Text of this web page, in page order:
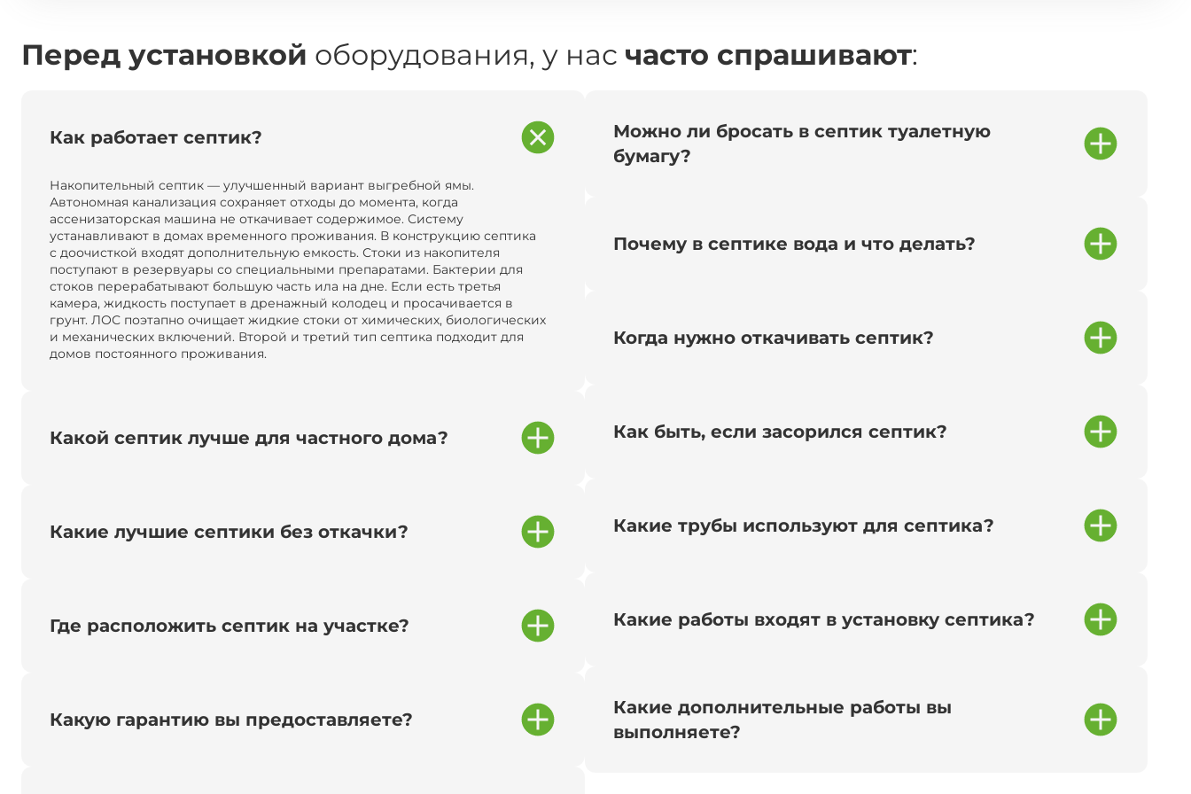
Перед установкой оборудования, у нас часто спрашивают:
Как работает септик?
Накопительный септик — улучшенный вариант выгребной ямы.
Автономная канализация сохраняет отходы до момента, когда
ассенизаторская машина не откачивает содержимое. Систему
устанавливают в домах временного проживания. В конструкцию септика
с доочисткой входят дополнительную емкость. Стоки из накопителя
поступают в резервуары со специальными препаратами. Бактерии для
стоков перерабатывают большую часть ила на дне. Если есть третья
камера, жидкость поступает в дренажный колодец и просачивается в
грунт. ЛОС поэтапно очищает жидкие стоки от химических, биологических
и механических включений. Второй и третий тип септика подходит для
домов постоянного проживания.
Какой септик лучше для частного дома?
Какие лучшие септики без откачки?
Где расположить септик на участке?
Какую гарантию вы предоставляете?
Можно ли бросать в септик туалетную
бумагу?
Почему в септике вода и что делать?
Когда нужно откачивать септик?
Как быть, если засорился септик?
Какие трубы используют для септика?
Какие работы входят в установку септика?
Какие дополнительные работы вы
выполняете?